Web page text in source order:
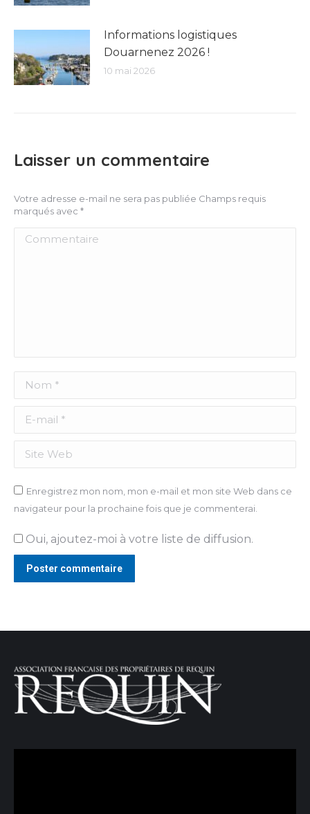
Informations logistiques
Douarnenez 2026 !
10 mai 2026
Laisser un commentaire
Votre adresse e-mail ne sera pas publiée Champs requis
marqués avec *
Commentaire
Nom *
E-mail *
Site Web
Enregistrez mon nom, mon e-mail et mon site Web dans ce
navigateur pour la prochaine fois que je commenterai.
Oui, ajoutez-moi à votre liste de diffusion.
Poster commentaire